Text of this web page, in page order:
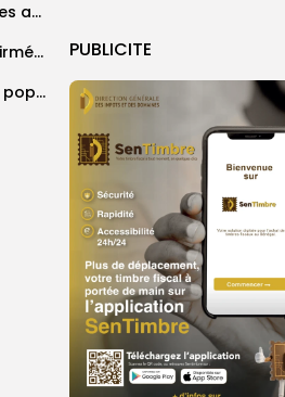
PUBLICITE
Grand Magal 2026 : douze morts dans des accidents de la route...
Crise migratoire à Ceuta : 67 décès confirmés, retour en nombre des...
Birame Ousmane Fall, alias Hamza : l’icône populaire du Grand Magal